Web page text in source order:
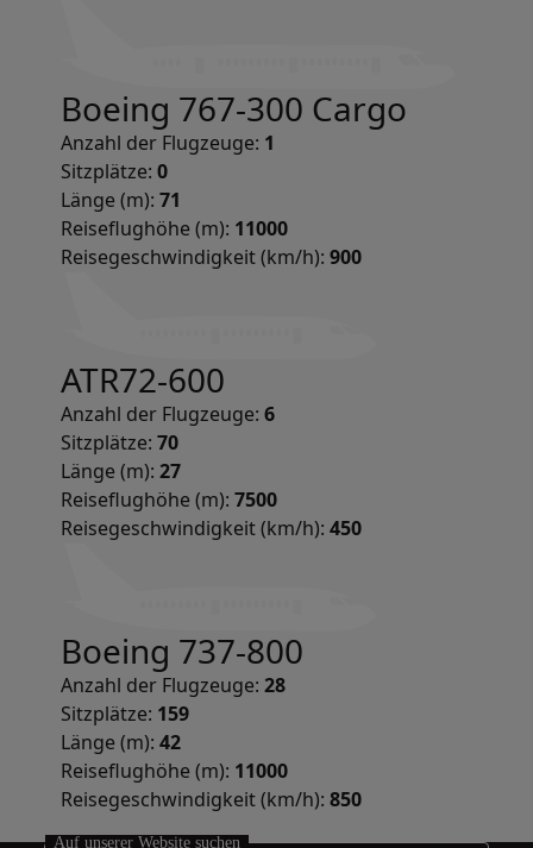
Boeing 767-300 Cargo
Anzahl der Flugzeuge: 1
Sitzplätze: 0
Länge (m): 71
Reiseflughöhe (m): 11000
Reisegeschwindigkeit (km/h): 900
ATR72-600
Anzahl der Flugzeuge: 6
Sitzplätze: 70
Länge (m): 27
Reiseflughöhe (m): 7500
Reisegeschwindigkeit (km/h): 450
Boeing 737-800
Anzahl der Flugzeuge: 28
Sitzplätze: 159
Länge (m): 42
Reiseflughöhe (m): 11000
Reisegeschwindigkeit (km/h): 850
Auf unserer Website suchen